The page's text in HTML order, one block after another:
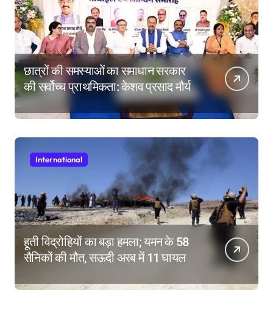
छात्रों की समस्याओं का समाधान सरकार
की सर्वोच्च प्राथमिकता: केशव प्रसाद मौर्य
International
हूती विद्रोहियों का बड़ा हमला; यमन के 58
सैनिकों की मौत, सऊदी अरब में 11 घायल